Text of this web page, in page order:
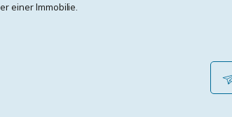
einer Immobilie.